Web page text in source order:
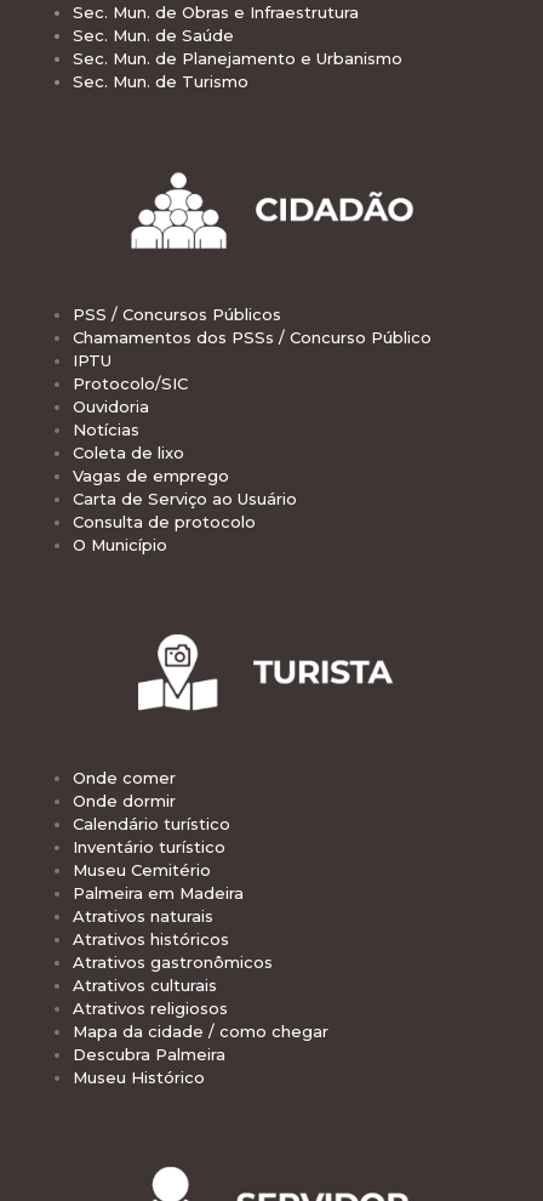
Sec. Mun. de Obras e Infraestrutura
Sec. Mun. de Saúde
Sec. Mun. de Planejamento e Urbanismo
Sec. Mun. de Turismo
PSS / Concursos Públicos
Chamamentos dos PSSs / Concurso Público
IPTU
Protocolo/SIC
Ouvidoria
Notícias
Coleta de lixo
Vagas de emprego
Carta de Serviço ao Usuário
Consulta de protocolo
O Município
Onde comer
Onde dormir
Calendário turístico
Inventário turístico
Museu Cemitério
Palmeira em Madeira
Atrativos naturais
Atrativos históricos
Atrativos gastronômicos
Atrativos culturais
Atrativos religiosos
Mapa da cidade / como chegar
Descubra Palmeira
Museu Histórico